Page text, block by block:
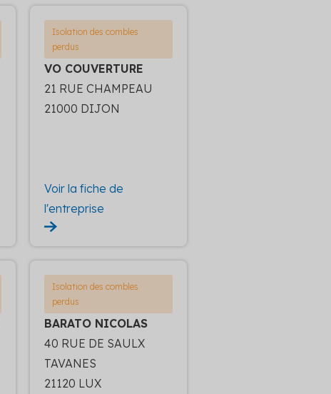
Isolation des combles
perdus
VO COUVERTURE
21 RUE CHAMPEAU
21000 DIJON
Voir la fiche de
l'entreprise
Isolation des combles
perdus
BARATO NICOLAS
40 RUE DE SAULX
TAVANES
21120 LUX